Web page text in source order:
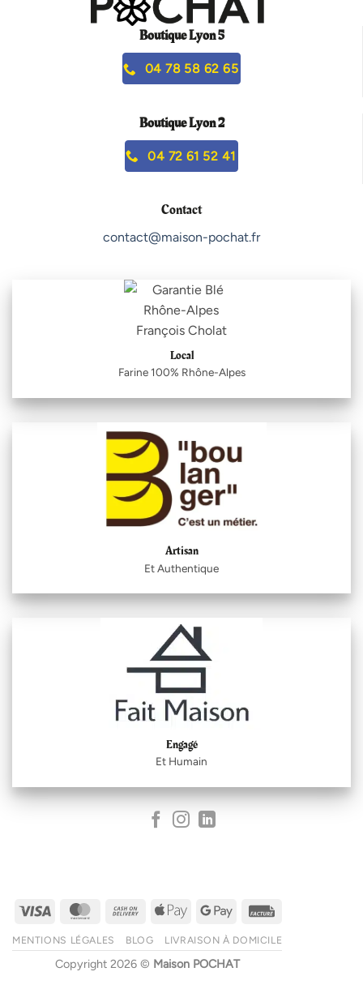
Boutique Lyon 5
04 78 58 62 65
Boutique Lyon 2
04 72 61 52 41
Contact
contact@maison-pochat.fr
Local
Farine 100% Rhône-Alpes
Artisan
Et Authentique
Engagé
Et Humain
Visa MasterCardCash
Delivery
Apple
Google
MENTIONS LÉGALES BLOG LIVRAISON À DOMICILE
Copyright 2026 © Maison POCHAT